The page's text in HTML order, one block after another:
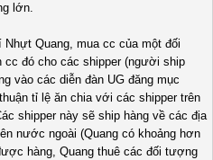
lớn.
Quang, mua cc của một đối
đó cho các shipper (người ship
vào các diễn đàn UG đăng mục
tỉ lệ ăn chia với các shipper trên
shipper này sẽ ship hàng về các địa
nước ngoài (Quang có khoảng hơn
hàng, Quang thuê các đối tượng